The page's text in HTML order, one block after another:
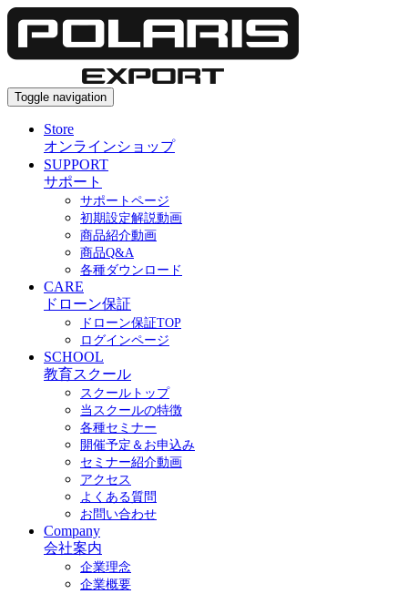
Toggle navigation
Store
オンラインショップ
SUPPORT
サポート
サポートページ
初期設定解説動画
商品紹介動画
商品Q&A
各種ダウンロード
CARE
ドローン保証
ドローン保証TOP
ログインページ
SCHOOL
教育スクール
スクールトップ
当スクールの特徴
各種セミナー
開催予定＆お申込み
セミナー紹介動画
アクセス
よくある質問
お問い合わせ
Company
会社案内
企業理念
企業概要